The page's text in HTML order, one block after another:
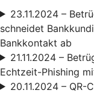
23.11.2024 –
schneidet
Bankkontakt ab
21.11.2024 –
Echtzeit-Phishing
20.11.2024 –